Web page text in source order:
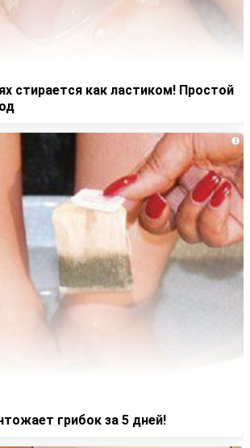
стирается как ластиком! Простой
i
грибок за 5 дней!